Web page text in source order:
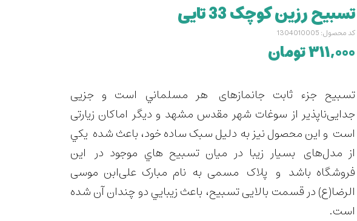
تسبیح رزین کوچک 33 تایی
کد محصول: 1304010005
۳۱۱,۰۰۰ تومان
تسبيح جزء ثابت جانمازهای هر مسلماني است و جزیی
جدایی‌ناپذیر از سوغات شهر مقدس مشهد و دیگر اماکان زیارتی
است و این محصول نیز به دلیل سبک ساده خود، باعث شده يکي
از مدل‌های بسيار زيبا در ميان تسبيح هاي موجود در این
فروشگاه باشد و پلاک مسمی به نام مبارک علی‌ابن موسی
الرضا(ع) در قسمت بالایی تسبيح، باعث زيبايي دو چندان آن شده
است.